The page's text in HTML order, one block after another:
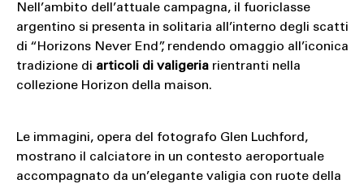
Nell’ambito dell’attuale campagna, il fuoriclasse
argentino si presenta in solitaria all’interno degli scatti
di “Horizons Never End”, rendendo omaggio all’iconica
tradizione di articoli di valigeriarientranti nella
collezione Horizon della maison.
Le immagini, opera del fotografo Glen Luchford,
mostrano il calciatore in un contesto aeroportuale
accompagnato da un’elegante valigia con ruote della